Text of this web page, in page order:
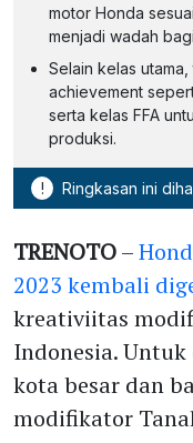
motor Honda
menjadi wadah
Selain kelas
achievement
serta kelas FFA
produksi.
! Ringkasan ini
TRENOTO–
2023 kembali
kreativiitas
Indonesia.
kota besar dan
modifikator